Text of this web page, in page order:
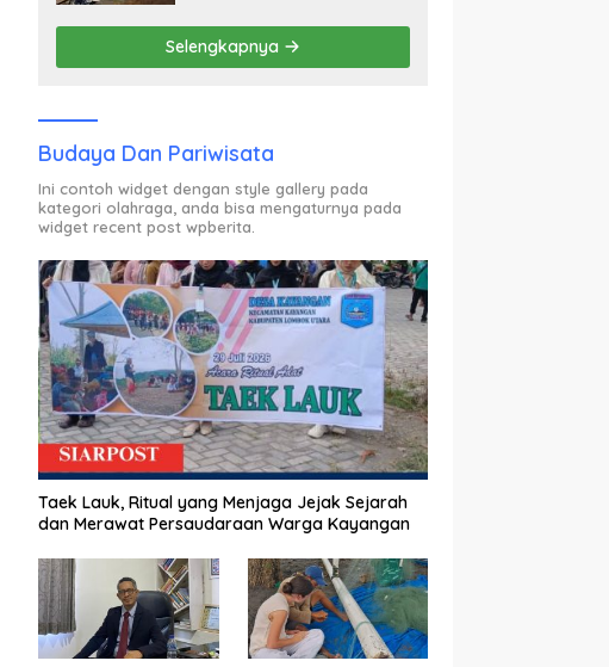
Utang Rp11 Miliar Belum
Dibayar?
Selengkapnya
Budaya Dan Pariwisata
Ini contoh widget dengan style gallery pada
kategori olahraga, anda bisa mengaturnya pada
widget recent post wpberita.
Taek Lauk, Ritual yang Menjaga Jejak Sejarah
dan Merawat Persaudaraan Warga Kayangan